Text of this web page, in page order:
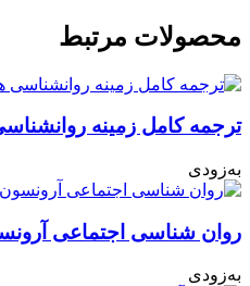
محصولات مرتبط
ترجمه کامل زمینه
به‌زودی
روان شناسی اجتماعی
به‌زودی